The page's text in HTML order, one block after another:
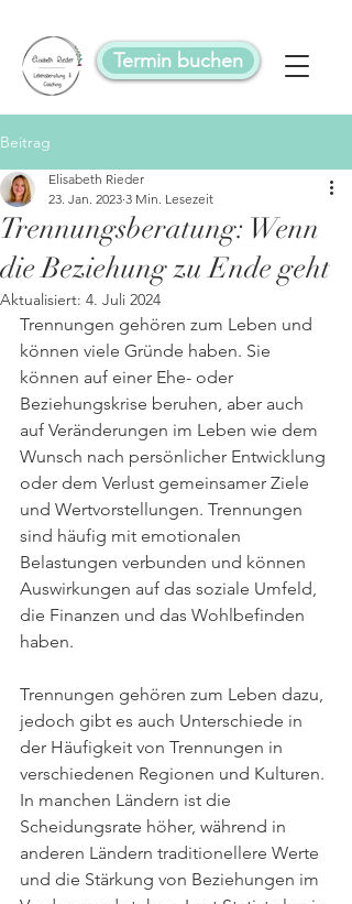
Termin buchen
Beitrag
Trennungsberatung: Wenn
die Beziehung zu Ende geht
Elisabeth Rieder
23. Jan. 2023 3 Min. Lesezeit
Aktualisiert: 4. Juli 2024
Trennungen gehören zum Leben und
können viele Gründe haben. Sie
können auf einer Ehe- oder
Beziehungskrise beruhen, aber auch
auf Veränderungen im Leben wie dem
Wunsch nach persönlicher Entwicklung
oder dem Verlust gemeinsamer Ziele
und Wertvorstellungen. Trennungen
sind häufig mit emotionalen
Belastungen verbunden und können
Auswirkungen auf das soziale Umfeld,
die Finanzen und das Wohlbefinden
haben.
Trennungen gehören zum Leben dazu,
jedoch gibt es auch Unterschiede in
der Häufigkeit von Trennungen in
verschiedenen Regionen und Kulturen.
In manchen Ländern ist die
Scheidungsrate höher, während in
anderen Ländern traditionellere Werte
und die Stärkung von Beziehungen im